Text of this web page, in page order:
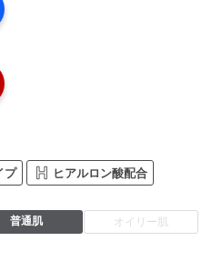
プ ヒアルロン酸配合
普通肌 オイリー肌